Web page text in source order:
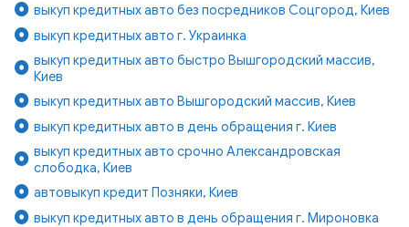
выкуп кредитных авто без посредников Соцгород, Киев
выкуп кредитных авто г. Украинка
выкуп кредитных авто быстро Вышгородский массив,
Киев
выкуп кредитных авто Вышгородский массив, Киев
выкуп кредитных авто в день обращения г. Киев
выкуп кредитных авто срочно Александровская
слободка, Киев
автовыкуп кредит Позняки, Киев
выкуп кредитных авто в день обращения г. Мироновка